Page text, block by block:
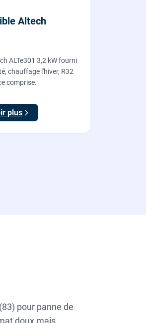
Altech
ALTe301 3,2 kW fourni
chauffage l'hiver, R32
comprise.
plus
pour panne de
doux mais